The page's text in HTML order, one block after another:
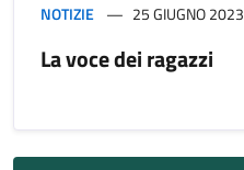
NOTIZIE 25 GIUGNO 2023
La voce dei ragazzi